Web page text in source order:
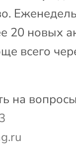
20 новых
всего
на